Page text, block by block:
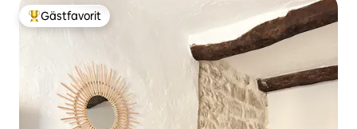
Populär gästfavorit
Gästfavorit